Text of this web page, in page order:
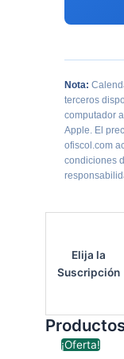
Nota:
terceros
computador
Apple. El
ofiscol.com
condiciones
Elija la
Suscripción
¡Oferta!
Este